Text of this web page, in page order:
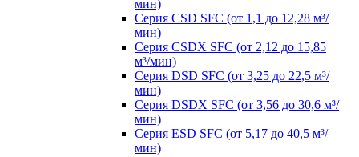
мин)
Серия СSD SFC (от 1,1 до 12,28 м³/
мин)
Серия СSDХ SFC (от 2,12 до 15,85
м³/мин)
Серия DSD SFC (от 3,25 до 22,5 м³/
мин)
Серия DSDХ SFC (от 3,56 до 30,6 м³/
мин)
Серия ESD SFC (от 5,17 до 40,5 м³/
мин)